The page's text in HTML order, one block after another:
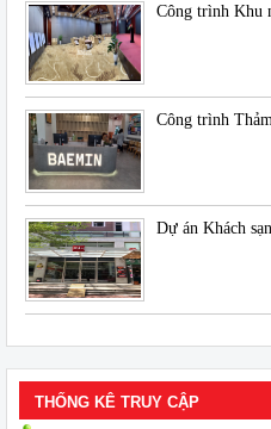
Công trình Khu
Công trình
Dự án Khách
THỐNG KÊ TRUY CẬP